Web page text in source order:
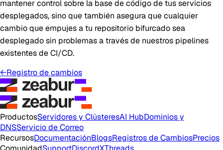
mantener control sobre la base de código de tus servicios
desplegados, sino que también asegura que cualquier
cambio que empujes a tu repositorio bifurcado sea
desplegado sin problemas a través de nuestros pipelines
existentes de CI/CD.
←Registro de cambios
ProductosServidores y ClústeresAI HubDominios y
DNSServicio de Correo
RecursosDocumentaciónBlogsRegistros de CambiosPrecios